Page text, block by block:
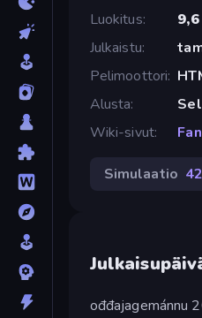
Luokitus
9,6
Julkaistu
Pelimoottori
Alusta
Wiki-sivut
Simulaatio
ođđajagemánnu